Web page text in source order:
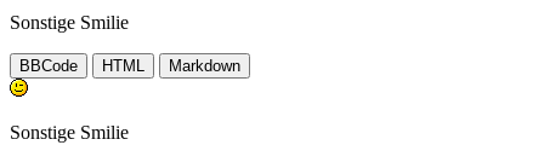
Sonstige Smilie
BBCode HTML Markdown
Sonstige Smilie